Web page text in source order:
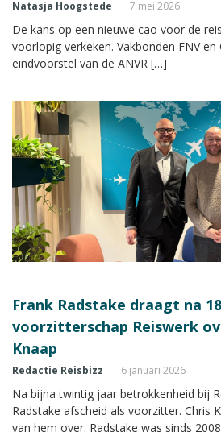
Natasja Hoogstede 7 mei 2026
De kans op een nieuwe cao voor de
voorlopig verkeken. Vakbonden FNV en
eindvoorstel van de ANVR […]
Frank Radstake draagt na
voorzitterschap Reiswerk
Knaap
Redactie Reisbizz 6 januari 2026
Na bijna twintig jaar betrokkenheid bij
Radstake afscheid als voorzitter. Chris
van hem over. Radstake was sinds